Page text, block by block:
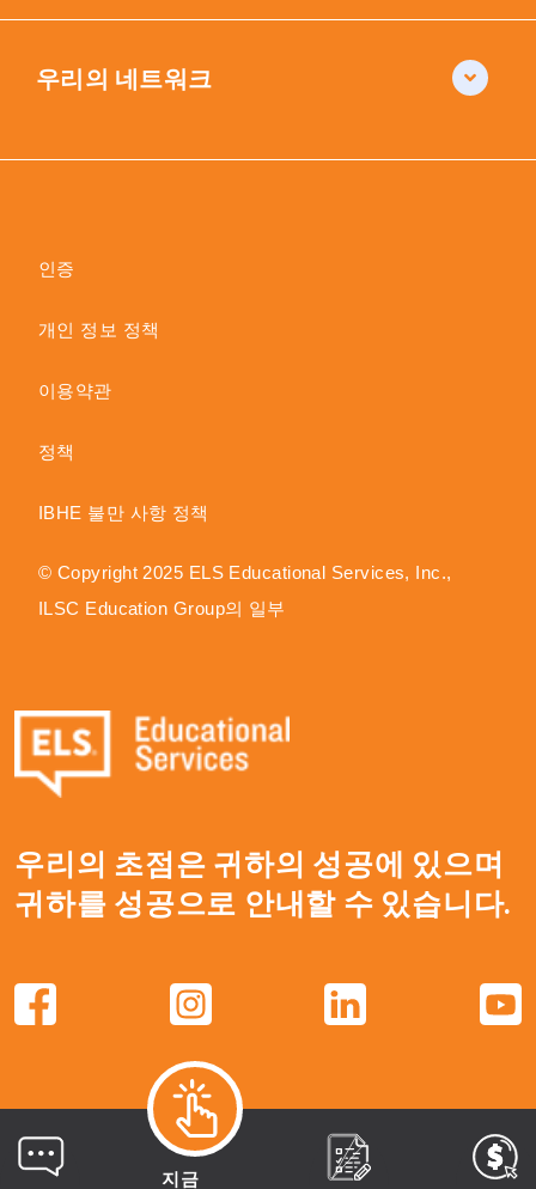
지금
우리의 초점은 귀하의 성공에 있으며
귀하를 성공으로 안내할 수 있습니다.
우리의 네트워크
인증
개인 정보 정책
이용약관
정책
IBHE 불만 사항 정책
© Copyright 2025 ELS Educational Services, Inc.,
ILSC Education Group의 일부